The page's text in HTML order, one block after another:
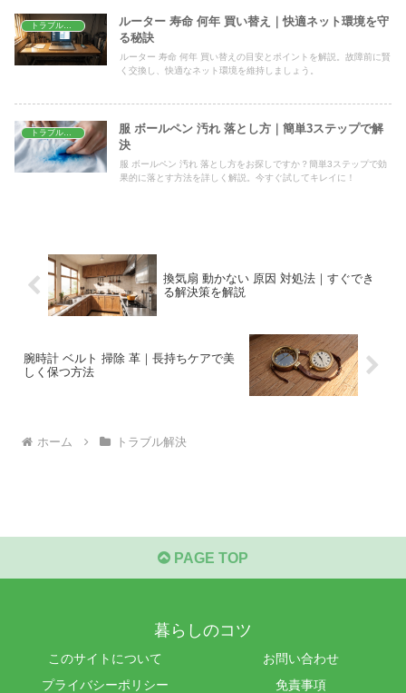
トラブル解決
ルーター 寿命 何年 買い替え｜快適ネット環境を守
る秘訣
ルーター 寿命 何年 買い替えの目安とポイントを解説。故障前に賢
く交換し、快適なネット環境を維持しましょう。
トラブル解決
服 ボールペン 汚れ 落とし方｜簡単3ステップで解
決
服 ボールペン 汚れ 落とし方をお探しですか？簡単3ステップで効
果的に落とす方法を詳しく解説。今すぐ試してキレイに！
換気扇 動かない 原因 対処法｜すぐでき
る解決策を解説
腕時計 ベルト 掃除 革｜長持ちケアで美
しく保つ方法
ホーム トラブル解決
PAGE TOP
暮らしのコツ
このサイトについて
お問い合わせ
プライバシーポリシー
免責事項